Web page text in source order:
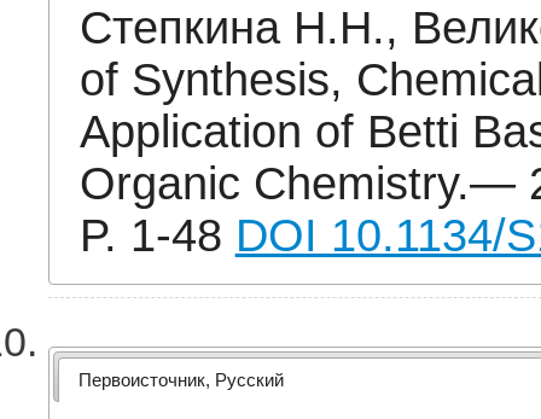
Степкина Н.Н.,
of Synthesis,
Application of Betti
Organic
P. 1-48 DOI 10.1134/
Первоисточник, Русский